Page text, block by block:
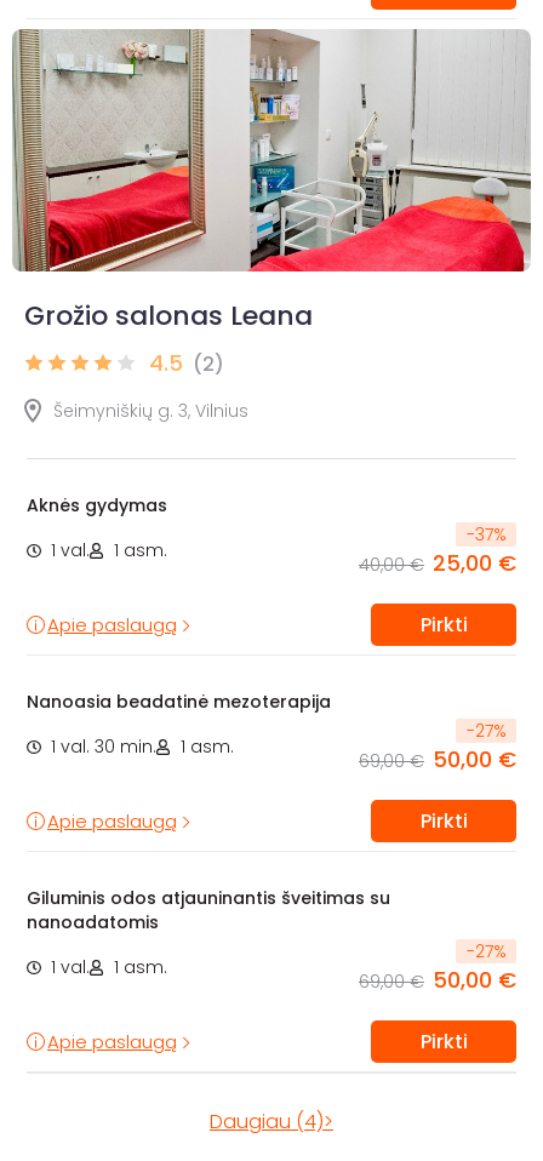
Grožio salonas Leana
4.5 (2)
Šeimyniškių g. 3, Vilnius
Aknės gydymas
1 val.
1 asm.
-37%
40,00 € 25,00 €
Apie paslaugą Pirkti
Nanoasia beadatinė mezoterapija
1 val. 30 min.
1 asm.
-27%
69,00 € 50,00 €
Apie paslaugą Pirkti
Giluminis odos atjauninantis šveitimas su
nanoadatomis
1 val.
1 asm.
-27%
69,00 € 50,00 €
Apie paslaugą Pirkti
Daugiau (4)>